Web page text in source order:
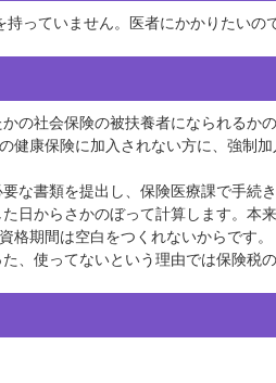
っていません。医者にかかりたいの
の社会保険の被扶養者になられるか
健康保険に加入されない方に、強制
な書類を提出し、保険医療課で手続き
日からさかのぼって計算します。本
格期間は空白をつくれないからです。
、使ってないという理由では保険税